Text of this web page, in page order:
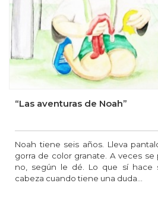
“Las aventuras de Noah”
Noah tiene seis años. Lleva
gorra de color granate. A veces
no, según le dé. Lo que sí hace
cabeza cuando tiene una duda…